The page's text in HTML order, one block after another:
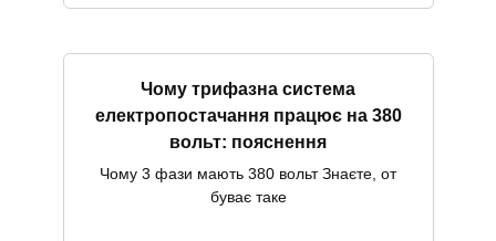
Чому трифазна система
електропостачання працює на 380
вольт: пояснення
Чому 3 фази мають 380 вольт Знаєте, от
буває таке